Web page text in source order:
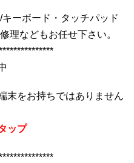
ーボード・タッチパッド
理などもお任せ下さい。
末をお持ちではありません
ップ